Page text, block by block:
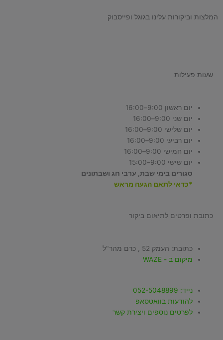
המלצות וביקורות עלינו בגוגל ופייסבוק
שעות פעילות
יום ראשון 9:00–16:00
יום שני 9:00–16:00
יום שלישי 9:00–16:00
יום רביעי 9:00–16:00
יום חמישי 9:00–16:00
יום שישי 9:00–15:00
סגורים בימי שבת, ערבי חג ושבתונים
*כדאי לתאם הגעה מראש
כתובת ופרטים לתיאום ביקור
כתובת: העמק 52 , כרם מהר"ל
מיקום ב - WAZE
נייד: 052-5048899
להודעות בוואטסאפ
לפרטים נוספים ויצירת קשר